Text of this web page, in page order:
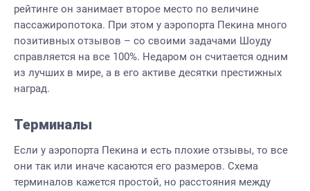
рейтинге он занимает второе место по величине
пассажиропотока. При этом у аэропорта Пекина много
позитивных отзывов – со своими задачами Шоуду
справляется на все 100%. Недаром он считается одним
из лучших в мире, а в его активе десятки престижных
наград.
Терминалы
Если у аэропорта Пекина и есть плохие отзывы, то все
они так или иначе касаются его размеров. Схема
терминалов кажется простой, но расстояния между